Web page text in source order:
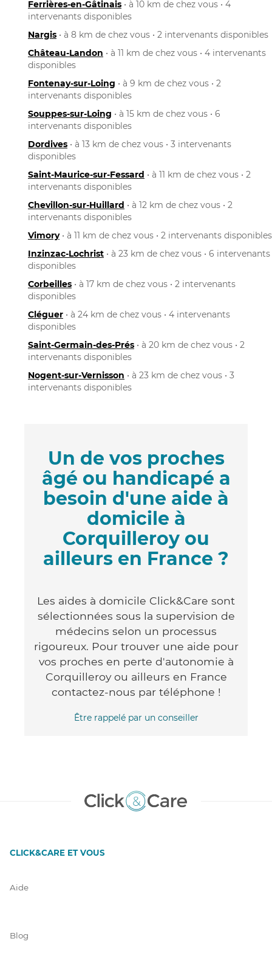
Ferrières-en-Gâtinais • à 10 km de chez vous • 4
intervenants disponibles
Nargis • à 8 km de chez vous • 2 intervenants disponibles
Château-Landon • à 11 km de chez vous • 4 intervenants
disponibles
Fontenay-sur-Loing • à 9 km de chez vous • 2
intervenants disponibles
Souppes-sur-Loing • à 15 km de chez vous • 6
intervenants disponibles
Dordives • à 13 km de chez vous • 3 intervenants
disponibles
Saint-Maurice-sur-Fessard • à 11 km de chez vous • 2
intervenants disponibles
Chevillon-sur-Huillard • à 12 km de chez vous • 2
intervenants disponibles
Vimory• à 11 km de chez vous • 2 intervenants disponibles
Inzinzac-Lochrist • à 23 km de chez vous • 6 intervenants
disponibles
Corbeilles • à 17 km de chez vous • 2 intervenants
disponibles
Cléguer • à 24 km de chez vous • 4 intervenants
disponibles
Saint-Germain-des-Prés • à 20 km de chez vous • 2
intervenants disponibles
Nogent-sur-Vernisson • à 23 km de chez vous • 3
intervenants disponibles
Un de vos proches
âgé ou handicapé a
besoin d'une aide à
domicile à
Corquilleroy ou
ailleurs en France ?
Les aides à domicile Click&Care sont
sélectionnées sous la supervision de
médecins selon un processus
rigoureux. Pour trouver une aide pour
vos proches en perte d'autonomie à
Corquilleroy ou ailleurs en France
contactez-nous par téléphone !
Être rappelé par un conseiller
CLICK&CARE ET VOUS
Aide
Blog